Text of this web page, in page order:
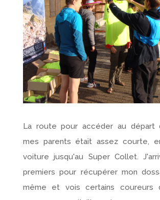
La route pour accéder au départ
mes parents était assez courte,
voiture jusqu'au Super Collet.
premiers pour récupérer mon
même et vois certains coureurs